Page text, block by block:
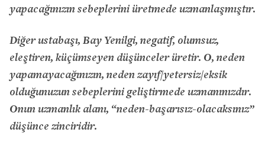
yapacağınızın sebeplerini üretmede uzmanlaşmıştır.
Diğer ustabaşı, Bay Yenilgi, negatif, olumsuz,
eleştiren, küçümseyen düşünceler üretir. O, neden
yapamayacağınızın, neden zayıf/yetersiz/eksik
olduğunuzun sebeplerini geliştirmede uzmanınızdır.
Onun uzmanlık alanı, “neden-başarısız-olacaksınız”
düşünce zinciridir.